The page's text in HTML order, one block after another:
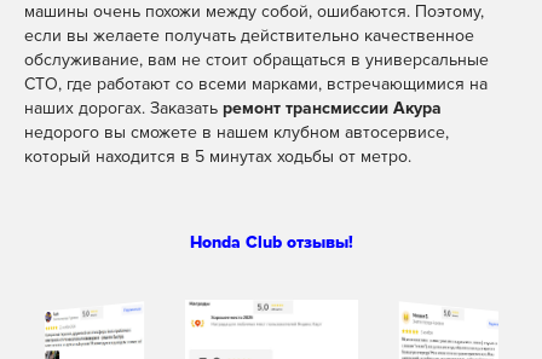
машины очень похожи между собой, ошибаются. Поэтому,
если вы желаете получать действительно качественное
обслуживание, вам не стоит обращаться в универсальные
СТО, где работают со всеми марками, встречающимися на
наших дорогах. Заказать ремонт трансмиссии Акура
недорого вы сможете в нашем клубном автосервисе,
который находится в 5 минутах ходьбы от метро.
Honda Club отзывы!